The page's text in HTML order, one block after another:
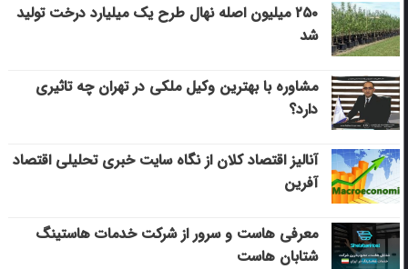
۲۵۰ میلیون اصله نهال طرح یک میلیارد درخت تولید
شد
مشاوره با بهترین وکیل ملکی در تهران چه تاثیری
دارد؟
آنالیز اقتصاد کلان از نگاه سایت خبری تحلیلی اقتصاد
آفرین
معرفی هاست و سرور از شرکت خدمات هاستینگ
شتابان هاست